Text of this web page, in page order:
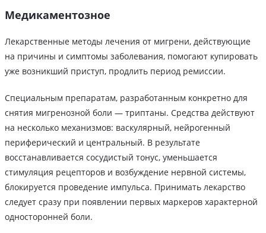
Медикаментозное
Лекарственные методы лечения от мигрени, действующие
на причины и симптомы заболевания, помогают купировать
уже возникший приступ, продлить период ремиссии.
Специальным препаратам, разработанным конкретно для
снятия мигренозной боли — триптаны. Средства действуют
на несколько механизмов: васкулярный, нейрогенный
периферический и центральный. В результате
восстанавливается сосудистый тонус, уменьшается
стимуляция рецепторов и возбуждение нервной системы,
блокируется проведение импульса. Принимать лекарство
следует сразу при появлении первых маркеров характерной
односторонней боли.